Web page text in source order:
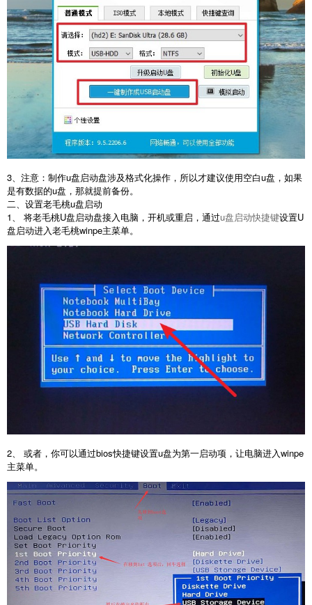
3、注意：制作u盘启动盘涉及格式化操作，所以才建议使用空白u盘，如果
是有数据的u盘，那就提前备份。
二、设置老毛桃u盘启动
1、 将老毛桃U盘启动盘接入电脑，开机或重启，通过u盘启动快捷键设置U
盘启动进入老毛桃winpe主菜单。
2、 或者，你可以通过bios快捷键设置u盘为第一启动项，让电脑进入winpe
主菜单。